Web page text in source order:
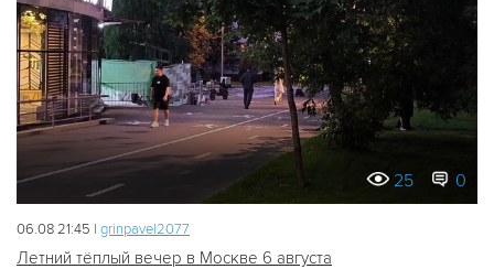
25 0
06.08 21:45 | grinpavel2077
Летний тёплый вечер в Москве 6 августа